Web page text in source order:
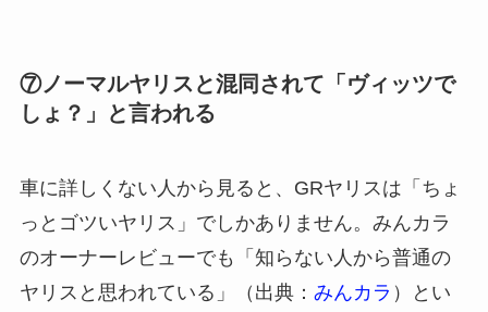
⑦ノーマルヤリスと混同されて「ヴィッツで
しょ？」と言われる
車に詳しくない人から見ると、GRヤリスは「ちょ
っとゴツいヤリス」でしかありません。みんカラ
のオーナーレビューでも「知らない人から普通の
ヤリスと思われている」（出典： みんカラ ）とい